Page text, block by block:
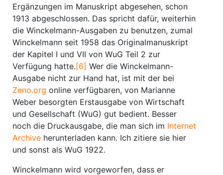
Ergänzungen im Manuskript abgesehen, schon
1913 abgeschlossen. Das spricht dafür, weiterhin
die Winckelmann-Ausgaben zu benutzen, zumal
Winckelmann seit 1958 das Originalmanuskript
der Kapitel I und VII von WuG Teil 2 zur
Verfügung hatte. [6] Wer die Winckelmann-
Ausgabe nicht zur Hand hat, ist mit der bei
Zeno.org online verfügbaren, von Marianne
Weber besorgten Erstausgabe von Wirtschaft
und Gesellschaft (WuG) gut bedient. Besser
noch die Druckausgabe, die man sich im Internet
Archive herunterladen kann. Ich zitiere sie hier
und sonst als WuG 1922.
Winckelmann wird vorgeworfen, dass er